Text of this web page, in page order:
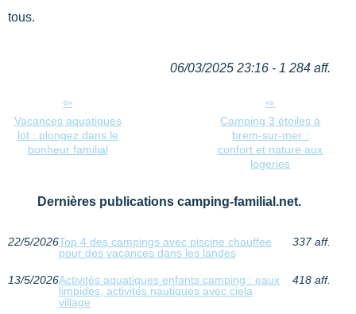
tous.
06/03/2025 23:16 - 1 284 aff.
Vacances aquatiques
lot : plongez dans le
bonheur familial
Camping 3 étoiles à
brem-sur-mer :
confort et nature aux
logeries
Dernières publications camping-familial.net.
22/5/2026Top 4 des campings avec piscine chauffee
pour des vacances dans les landes
337 aff.
13/5/2026Activités aquatiques enfants camping : eaux
limpides, activités nautiques avec ciela
village
418 aff.